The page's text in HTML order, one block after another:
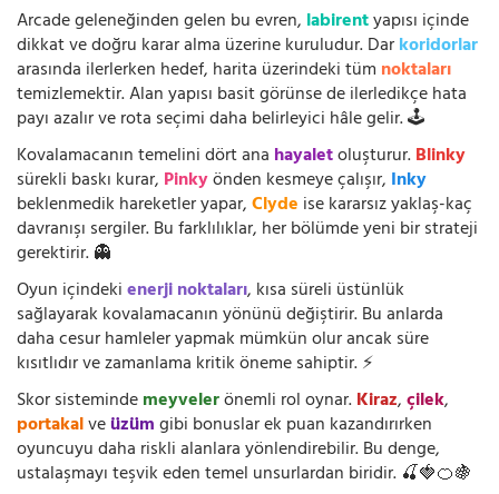
Arcade geleneğinden gelen bu evren, labirentyapısı içinde
dikkat ve doğru karar alma üzerine kuruludur. Darkoridorlar
arasında ilerlerken hedef, harita üzerindeki tüm noktaları
temizlemektir. Alan yapısı basit görünse de ilerledikçe hata
payı azalır ve rota seçimi daha belirleyici hâle gelir. 🕹️
Kovalamacanın temelini dört ana hayaletoluşturur.Blinky
sürekli baskı kurar, Pinkyönden kesmeye çalışır, Inky
beklenmedik hareketler yapar,Clyde ise kararsız yaklaş-kaç
davranışı sergiler. Bu farklılıklar, her bölümde yeni bir strateji
gerektirir. 👻
Oyun içindekienerji noktaları, kısa süreli üstünlük
sağlayarak kovalamacanın yönünü değiştirir. Bu anlarda
daha cesur hamleler yapmak mümkün olur ancak süre
kısıtlıdır ve zamanlama kritik öneme sahiptir. ⚡
Skor sistemindemeyvelerönemli rol oynar.Kiraz,çilek,
portakalveüzümgibi bonuslar ek puan kazandırırken
oyuncuyu daha riskli alanlara yönlendirebilir. Bu denge,
ustalaşmayı teşvik eden temel unsurlardan biridir. 🍒🍓🍊🍇